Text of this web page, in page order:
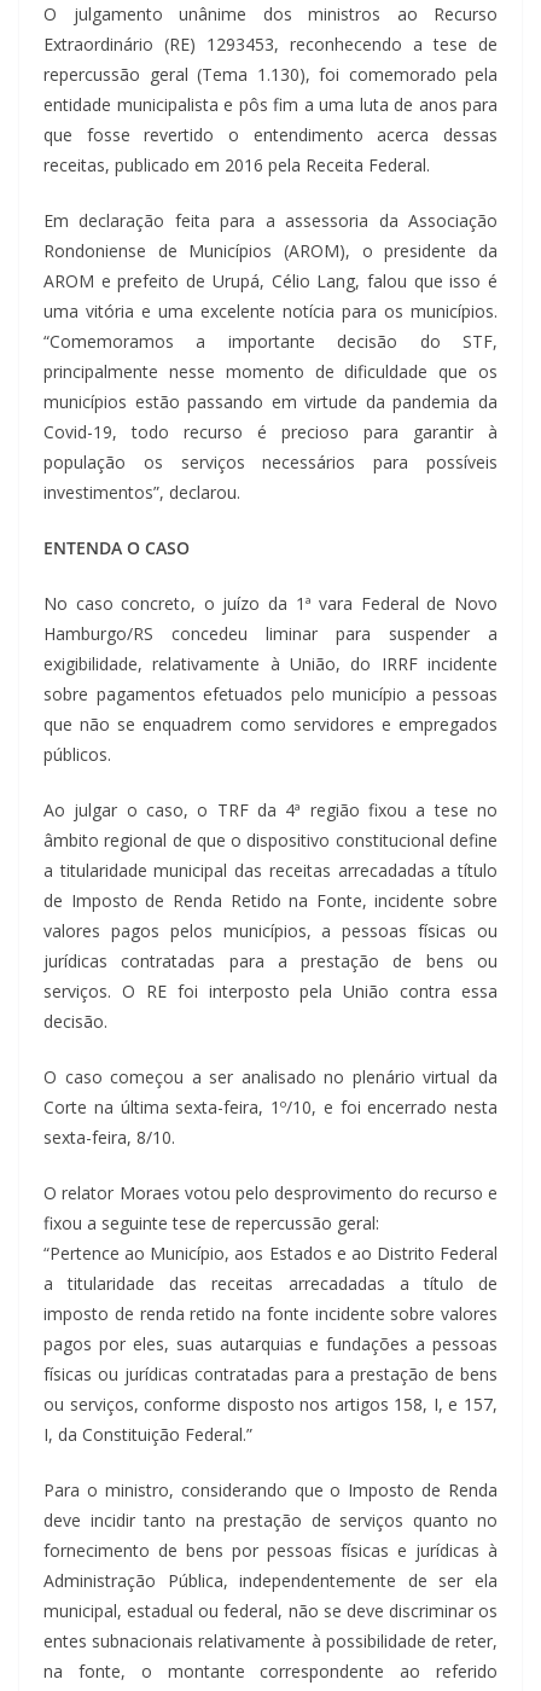
O julgamento unânime dos ministros ao Recurso
Extraordinário (RE) 1293453, reconhecendo a tese de
repercussão geral (Tema 1.130), foi comemorado pela
entidade municipalista e pôs fim a uma luta de anos para
que fosse revertido o entendimento acerca dessas
receitas, publicado em 2016 pela Receita Federal.
Em declaração feita para a assessoria da Associação
Rondoniense de Municípios (AROM), o presidente da
AROM e prefeito de Urupá, Célio Lang, falou que isso é
uma vitória e uma excelente notícia para os municípios.
“Comemoramos a importante decisão do STF,
principalmente nesse momento de dificuldade que os
municípios estão passando em virtude da pandemia da
Covid-19, todo recurso é precioso para garantir à
população os serviços necessários para possíveis
investimentos”, declarou.
ENTENDA O CASO
No caso concreto, o juízo da 1ª vara Federal de Novo
Hamburgo/RS concedeu liminar para suspender a
exigibilidade, relativamente à União, do IRRF incidente
sobre pagamentos efetuados pelo município a pessoas
que não se enquadrem como servidores e empregados
públicos.
Ao julgar o caso, o TRF da 4ª região fixou a tese no
âmbito regional de que o dispositivo constitucional define
a titularidade municipal das receitas arrecadadas a título
de Imposto de Renda Retido na Fonte, incidente sobre
valores pagos pelos municípios, a pessoas físicas ou
jurídicas contratadas para a prestação de bens ou
serviços. O RE foi interposto pela União contra essa
decisão.
O caso começou a ser analisado no plenário virtual da
Corte na última sexta-feira, 1º/10, e foi encerrado nesta
sexta-feira, 8/10.
O relator Moraes votou pelo desprovimento do recurso e
fixou a seguinte tese de repercussão geral:
“Pertence ao Município, aos Estados e ao Distrito Federal
a titularidade das receitas arrecadadas a título de
imposto de renda retido na fonte incidente sobre valores
pagos por eles, suas autarquias e fundações a pessoas
físicas ou jurídicas contratadas para a prestação de bens
ou serviços, conforme disposto nos artigos 158, I, e 157,
I, da Constituição Federal.”
Para o ministro, considerando que o Imposto de Renda
deve incidir tanto na prestação de serviços quanto no
fornecimento de bens por pessoas físicas e jurídicas à
Administração Pública, independentemente de ser ela
municipal, estadual ou federal, não se deve discriminar os
entes subnacionais relativamente à possibilidade de reter,
na fonte, o montante correspondente ao referido